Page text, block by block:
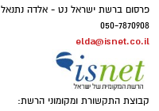
פרסום ברשת ישראל נט - אלדה נתנאל
050-7870908
elda@isnet.co.il
קבוצת התקשורת ומקומוני הרשת: